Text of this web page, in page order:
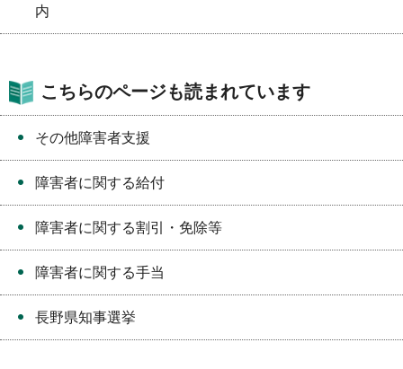
内
こちらのページも読まれています
その他障害者支援
障害者に関する給付
障害者に関する割引・免除等
障害者に関する手当
長野県知事選挙